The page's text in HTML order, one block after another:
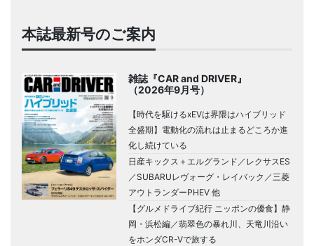
本誌最新号のご案内
雑誌『CAR and DRIVER』
（2026年9月号）
【時代を駆けるxEVは界隈はハイブリッド
全盛期】電動化の流れは止まるどころか進
化し続けている
日産キックス＋エルグランド／レクサスES
／SUBARUレヴォーグ・レイバック／三菱
アウトランダーPHEV 他
【グルメドライブ紀行 ニッポンの優食】静
岡・浜松編／翡翠色の暴れ川、天竜川沿い
をホンダCR-Vで旅する